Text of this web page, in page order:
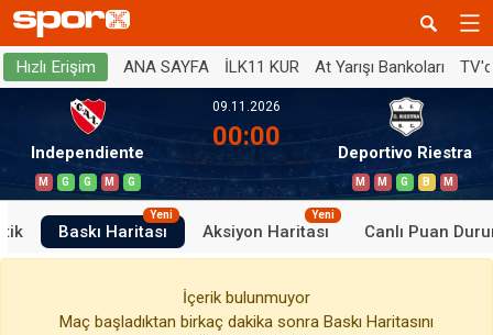
Hızlı Erişim ANA SAYFA İLK11 KUR At Yarışı Bankoları
Independiente
M G G M G
09.11.2026
00:00
Deportivo Riestra
M M G B M
Baskı Haritası
Yeni
Aksiyon Haritası
Yeni
Canlı Puan
İçerik bulunmuyor
Maç başladıktan birkaç dakika sonra Baskı Haritasını